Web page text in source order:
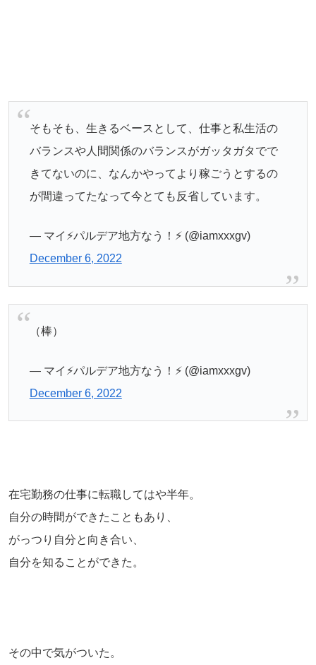
そもそも、生きるベースとして、仕事と私生活の
バランスや人間関係のバランスがガッタガタでで
きてないのに、なんかやってより稼ごうとするの
が間違ってたなって今とても反省しています。
— マイ⚡️パルデア地方なう！⚡️ (@iamxxxgv)
December 6, 2022
（棒）
— マイ⚡️パルデア地方なう！⚡️ (@iamxxxgv)
December 6, 2022
在宅勤務の仕事に転職してはや半年。
自分の時間ができたこともあり、
がっつり自分と向き合い、
自分を知ることができた。
その中で気がついた。